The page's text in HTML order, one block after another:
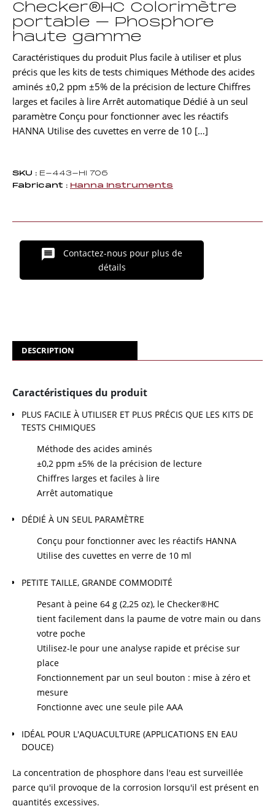
Checker®HC Colorimètre
portable – Phosphore
haute gamme
Caractéristiques du produit Plus facile à utiliser et plus
précis que les kits de tests chimiques Méthode des acides
aminés ±0,2 ppm ±5% de la précision de lecture Chiffres
larges et faciles à lire Arrêt automatique Dédié à un seul
paramètre Conçu pour fonctionner avec les réactifs
HANNA Utilise des cuvettes en verre de 10 […]
SKU : E-443-HI 706
Fabricant : Hanna Instruments
Contactez-nous pour plus de
détails
DESCRIPTION
Caractéristiques du produit
PLUS FACILE À UTILISER ET PLUS PRÉCIS QUE LES KITS DE
TESTS CHIMIQUES
Méthode des acides aminés
±0,2 ppm ±5% de la précision de lecture
Chiffres larges et faciles à lire
Arrêt automatique
DÉDIÉ À UN SEUL PARAMÈTRE
Conçu pour fonctionner avec les réactifs HANNA
Utilise des cuvettes en verre de 10 ml
PETITE TAILLE, GRANDE COMMODITÉ
Pesant à peine 64 g (2,25 oz), le Checker®HC
tient facilement dans la paume de votre main ou dans
votre poche
Utilisez-le pour une analyse rapide et précise sur
place
Fonctionnement par un seul bouton : mise à zéro et
mesure
Fonctionne avec une seule pile AAA
IDÉAL POUR L'AQUACULTURE (APPLICATIONS EN EAU
DOUCE)
La concentration de phosphore dans l'eau est surveillée
parce qu'il provoque de la corrosion lorsqu'il est présent en
quantités excessives.